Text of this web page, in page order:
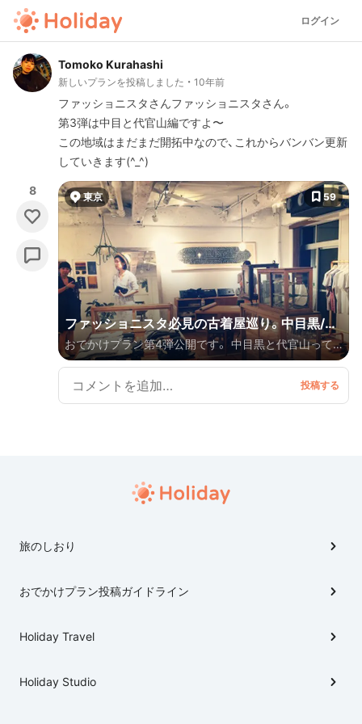
ログイン
Tomoko Kurahashi
新しいプランを投稿しました 10年前
ファッショニスタさんファッショニスタさん。
第3弾は中目と代官山編ですよ〜
この地域はまだまだ開拓中なので、これからバンバン更新
していきます(^_^)
8 東京 59
ファッショニスタ必見の古着屋巡り。中目黒/代
官山編
おでかけプラン第4弾公開です。 中目黒と代官山って
聞いただけでオシャレな雰囲気を想像できますよね。
オシャレなカフェもあればやっぱり古着屋もセレショ
も素敵な所が多いのがこの地域ならでは。 歩いてるだ
旅のしおり
おでかけプラン投稿ガイドライン
Holiday Travel
Holiday Studio